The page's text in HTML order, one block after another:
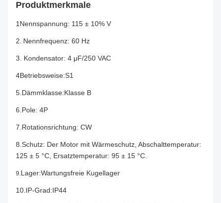
Produktmerkmale
1Nennspannung: 115 ± 10% V
2. Nennfrequenz: 60 Hz
3. Kondensator: 4 μF/250 VAC
4Betriebsweise:S1
5.Dämmklasse:Klasse B
6.Pole: 4P
7.Rotationsrichtung: CW
8.Schutz: Der Motor mit Wärmeschutz, Abschalttemperatur:
125 ± 5 °C, Ersatztemperatur: 95 ± 15 °C.
9.Lager:Wartungsfreie Kugellager
10.IP-Grad:IP44